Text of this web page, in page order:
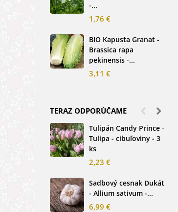
-...
1,76 €
BIO Kapusta Granat -
Brassica rapa
pekinensis -...
3,11 €
TERAZ ODPORÚČAME
Tulipán Candy Prince -
Tulipa - cibuľoviny - 3
ks
2,23 €
Sadbový cesnak Dukát
- Allium sativum -...
6,99 €